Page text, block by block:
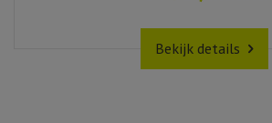
Bekijk details